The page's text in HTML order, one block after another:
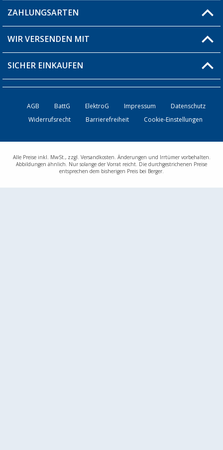
Produkttester
Über uns
Fragen & Antworten / FAQ
Versandinformationen
Bestellstatus
Kontakt
ZAHLUNGSARTEN
WIR VERSENDEN MIT
SICHER EINKAUFEN
AGB BattG ElektroG Impressum
Datenschutz
Widerrufsrecht
Barrierefreiheit Cookie-Einstellungen
Alle Preise inkl. MwSt., zzgl. Versandkosten. Änderungen und Irrtümer vorbehalten.
Abbildungen ähnlich. Nur solange der Vorrat reicht. Die durchgestrichenen Preise
entsprechen dem bisherigen Preis bei Berger.